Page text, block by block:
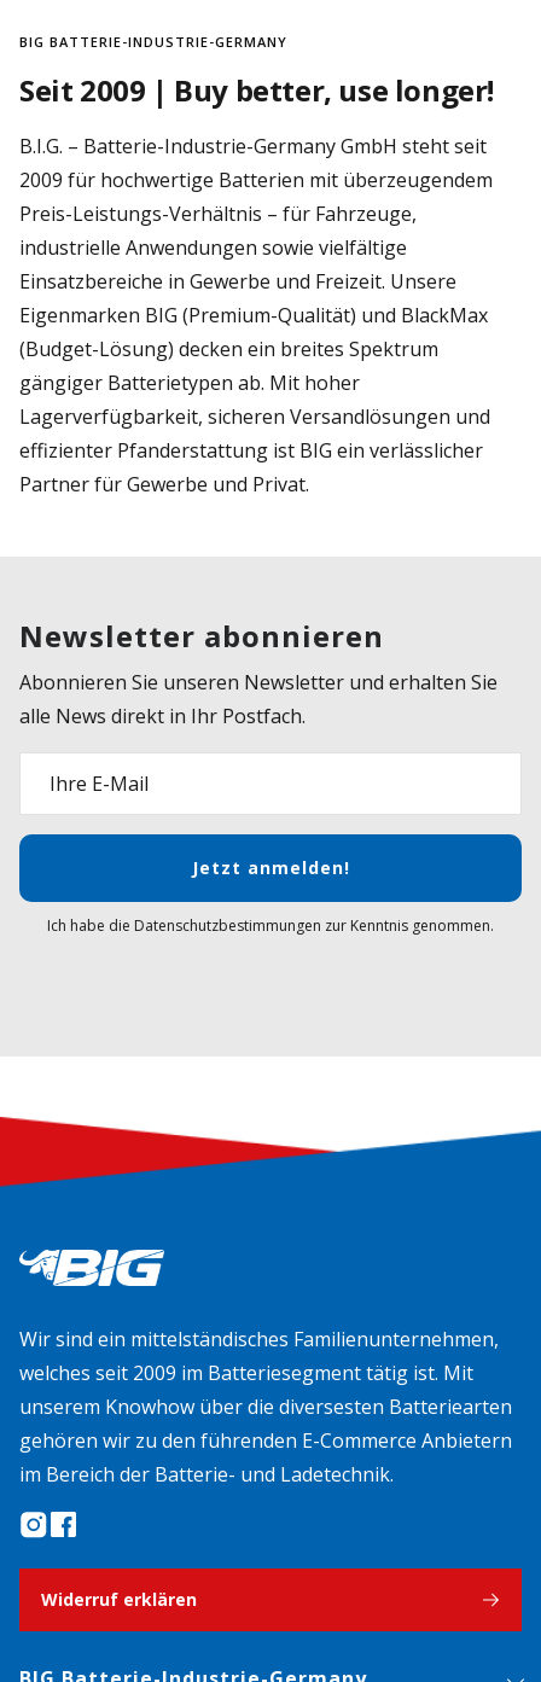
BIG BATTERIE-INDUSTRIE-GERMANY
Seit 2009 | Buy better, use longer!
B.I.G. – Batterie-Industrie-Germany GmbH steht seit
2009 für hochwertige Batterien mit überzeugendem
Preis-Leistungs-Verhältnis – für Fahrzeuge,
industrielle Anwendungen sowie vielfältige
Einsatzbereiche in Gewerbe und Freizeit. Unsere
Eigenmarken BIG (Premium-Qualität) und BlackMax
(Budget-Lösung) decken ein breites Spektrum
gängiger Batterietypen ab. Mit hoher
Lagerverfügbarkeit, sicheren Versandlösungen und
effizienter Pfanderstattung ist BIG ein verlässlicher
Partner für Gewerbe und Privat.
Newsletter abonnieren
Abonnieren Sie unseren Newsletter und erhalten Sie
alle News direkt in Ihr Postfach.
Ihre E-Mail
Jetzt anmelden!
Ich habe die Datenschutzbestimmungen zur Kenntnis genommen.
Wir sind ein mittelständisches Familienunternehmen,
welches seit 2009 im Batteriesegment tätig ist. Mit
unserem Knowhow über die diversesten Batteriearten
gehören wir zu den führenden E-Commerce Anbietern
im Bereich der Batterie- und Ladetechnik.
Widerruf erklären